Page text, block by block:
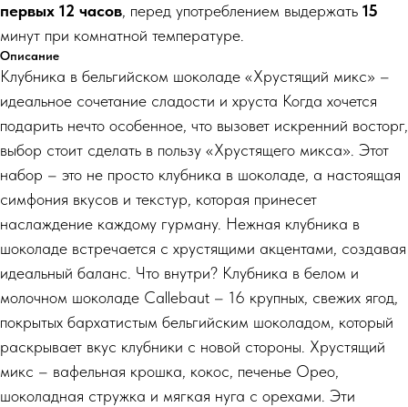
первых 12 часов, перед употреблением выдержать 15
минут при комнатной температуре.
Описание
Клубника в бельгийском шоколаде «Хрустящий микс» –
идеальное сочетание сладости и хруста Когда хочется
подарить нечто особенное, что вызовет искренний восторг,
выбор стоит сделать в пользу «Хрустящего микса». Этот
набор – это не просто клубника в шоколаде, а настоящая
симфония вкусов и текстур, которая принесет
наслаждение каждому гурману. Нежная клубника в
шоколаде встречается с хрустящими акцентами, создавая
идеальный баланс. Что внутри? Клубника в белом и
молочном шоколаде Callebaut – 16 крупных, свежих ягод,
покрытых бархатистым бельгийским шоколадом, который
раскрывает вкус клубники с новой стороны. Хрустящий
микс – вафельная крошка, кокос, печенье Орео,
шоколадная стружка и мягкая нуга с орехами. Эти